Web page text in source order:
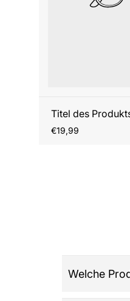
Titel des
Regulärer
€19,99
Welche